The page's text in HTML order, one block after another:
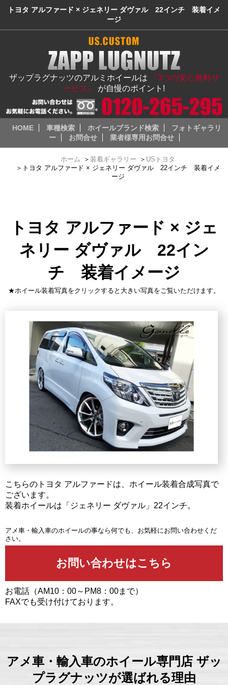
トヨタ アルファード × ジェネリー ダヴァル 22インチ 装着イメ
ージ
ザップラグナッツのアルミホイールは
『3つの安心無料サ
ービス』 が自慢のポイント!
HOME 車種検索 ホイールブランド検索
フォトギャラリ
ー
お問合せ 業者様専用お問合せ
ホーム ＞ 装着ギャラリー ＞ USトヨタ
＞ トヨタ アルファード × ジェネリー ダヴァル 22インチ 装着イメ
ージ
トヨタ アルファード × ジェ
ネリー ダヴァル 22イン
チ 装着イメージ
★ホイール装着写真をクリックすると大きい写真をご覧いただけます。
こちらのトヨタ アルファードは、ホイール装着合成写真で
ございます。
装着ホイールは「ジェネリー ダヴァル」22インチ。
アメ車・輸入車のホイールの事なら何でも、お気軽にお問い合わせくだ
さい。
お電話（AM10：00～PM8：00まで）
FAXでも受け付けております。
アメ車・輸入車のホイール専門店 ザッ
プラグナッツが選ばれる理由